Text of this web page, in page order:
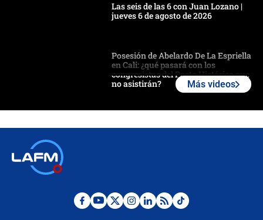
Las seis de las 6 con Juan Lozano |
jueves 6 de agosto de 2026
Posesión de Abelardo De La Espriella
en Cali: ¿qué pasará con los
congresistas del Pacto Histórico que
no asistirán?
¿Por qué De la Espriella gobernará
Más videos